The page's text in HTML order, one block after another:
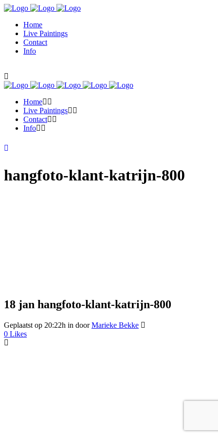
Home
Live Paintings
Contact
Info
Home
Live Paintings
Contact
Info
hangfoto-klant-katrijn-800
18 jan hangfoto-klant-katrijn-800
Geplaatst op 20:22h in doorMarieke Bekke
0 Likes